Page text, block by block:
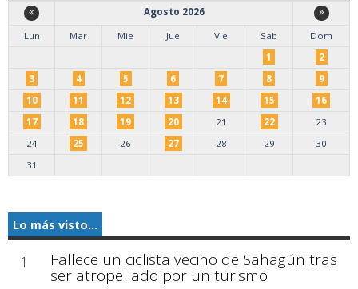
Agosto 2026
Lun
Mar Mie Jue Vie Sab
Dom
1
2
3
4 5 6 7 8
9
10
11 12 13 14 15
16
17
18 19 20 21 22
23
24
25 26 27 28 29
30
31
Lo más visto...
1 Fallece un ciclista vecino de Sahagún tras
ser atropellado por un turismo